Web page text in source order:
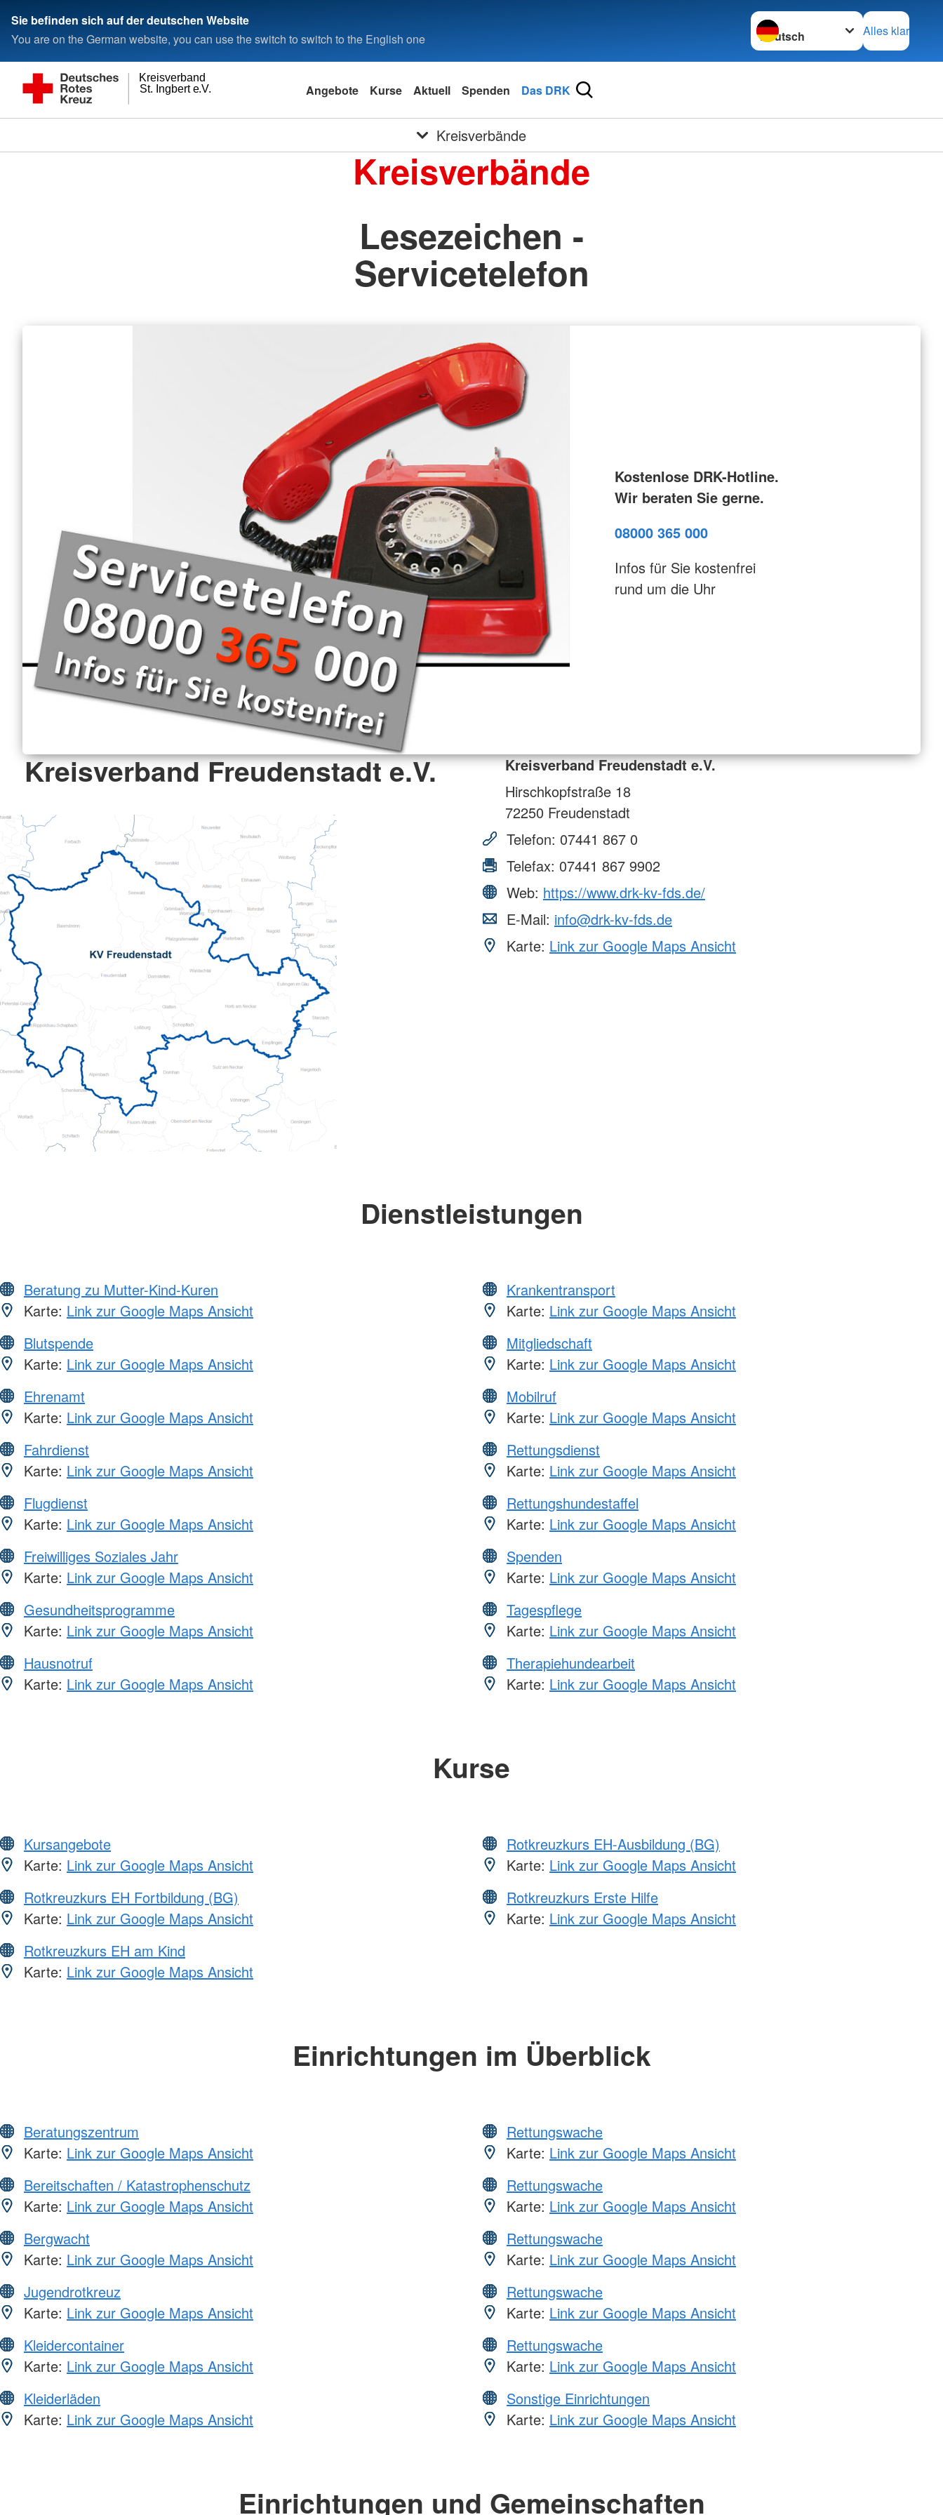
Sie befinden sich auf der deutschen Website
You are on the German website, you can use the switch to switch to the English one
Sprache wechseln zu
Alles klar
St. Ingbert e.V.
Kreisverband
Angebote Kurse Aktuell Spenden Das DRK
Kreisverbände
Kreisverbände
Lesezeichen -
Servicetelefon
Kostenlose DRK-Hotline.
Wir beraten Sie gerne.
08000 365 000
Infos für Sie kostenfrei
rund um die Uhr
Kreisverband Freudenstadt e.V.
Kreisverband Freudenstadt e.V.
Hirschkopfstraße 18
72250 Freudenstadt
Telefon: 07441 867 0
Telefax: 07441 867 9902
Web: https://www.drk-kv-fds.de/
E-Mail: info@drk-kv-fds.de
Karte: Link zur Google Maps Ansicht
Dienstleistungen
Beratung zu Mutter-Kind-Kuren
Karte: Link zur Google Maps Ansicht
Blutspende
Karte: Link zur Google Maps Ansicht
Ehrenamt
Karte: Link zur Google Maps Ansicht
Fahrdienst
Karte: Link zur Google Maps Ansicht
Flugdienst
Karte: Link zur Google Maps Ansicht
Freiwilliges Soziales Jahr
Karte: Link zur Google Maps Ansicht
Gesundheitsprogramme
Karte: Link zur Google Maps Ansicht
Hausnotruf
Karte: Link zur Google Maps Ansicht
Krankentransport
Karte: Link zur Google Maps Ansicht
Mitgliedschaft
Karte: Link zur Google Maps Ansicht
Mobilruf
Karte: Link zur Google Maps Ansicht
Rettungsdienst
Karte: Link zur Google Maps Ansicht
Rettungshundestaffel
Karte: Link zur Google Maps Ansicht
Spenden
Karte: Link zur Google Maps Ansicht
Tagespflege
Karte: Link zur Google Maps Ansicht
Therapiehundearbeit
Karte: Link zur Google Maps Ansicht
Kurse
Kursangebote
Karte: Link zur Google Maps Ansicht
Rotkreuzkurs EH Fortbildung (BG)
Karte: Link zur Google Maps Ansicht
Rotkreuzkurs EH am Kind
Karte: Link zur Google Maps Ansicht
Rotkreuzkurs EH-Ausbildung (BG)
Karte: Link zur Google Maps Ansicht
Rotkreuzkurs Erste Hilfe
Karte: Link zur Google Maps Ansicht
Einrichtungen im Überblick
Beratungszentrum
Karte: Link zur Google Maps Ansicht
Bereitschaften / Katastrophenschutz
Karte: Link zur Google Maps Ansicht
Bergwacht
Karte: Link zur Google Maps Ansicht
Jugendrotkreuz
Karte: Link zur Google Maps Ansicht
Kleidercontainer
Karte: Link zur Google Maps Ansicht
Kleiderläden
Karte: Link zur Google Maps Ansicht
Rettungswache
Karte: Link zur Google Maps Ansicht
Rettungswache
Karte: Link zur Google Maps Ansicht
Rettungswache
Karte: Link zur Google Maps Ansicht
Rettungswache
Karte: Link zur Google Maps Ansicht
Rettungswache
Karte: Link zur Google Maps Ansicht
Sonstige Einrichtungen
Karte: Link zur Google Maps Ansicht
Einrichtungen und Gemeinschaften